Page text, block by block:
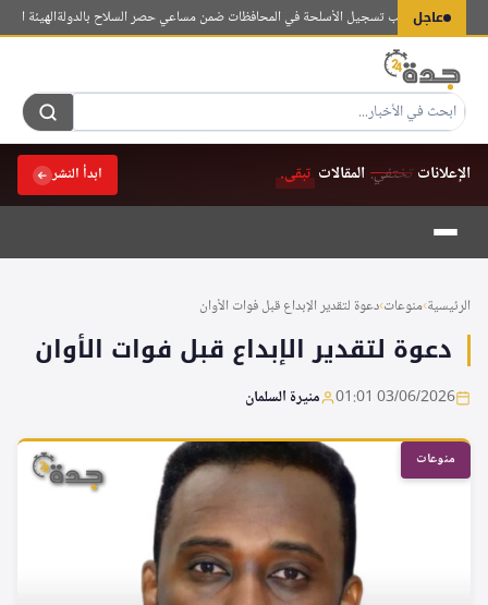
عاجل
يفتتح مكاتب تسجيل الأسلحة في المحافظات ضمن مساعي حصر السلاح بالدولةالهيئة العامة
الإعلانات تختفي.المقالات تبقى. ابدأ النشر
التجاوز
المحتوى
الرئيسية›منوعات›دعوة لتقدير الإبداع قبل فوات الأوان
دعوة لتقدير الإبداع قبل فوات الأوان
03/06/2026 01:01 منيرة السلمان
منوعات